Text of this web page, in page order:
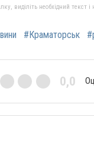
виділіть необхідний текст
#Краматорськ
0,0